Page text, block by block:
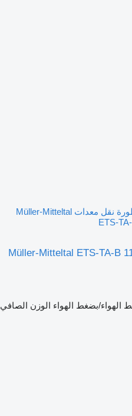
مقطورة نقل معدات Müller-Mitteltal
ETS-
Müller-Mitteltal ETS-TA-B
الهواء/بضغط الهواء الوزن الصافي